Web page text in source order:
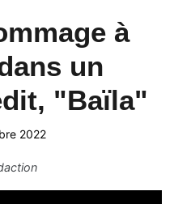
à
un
"Baïla"
2022